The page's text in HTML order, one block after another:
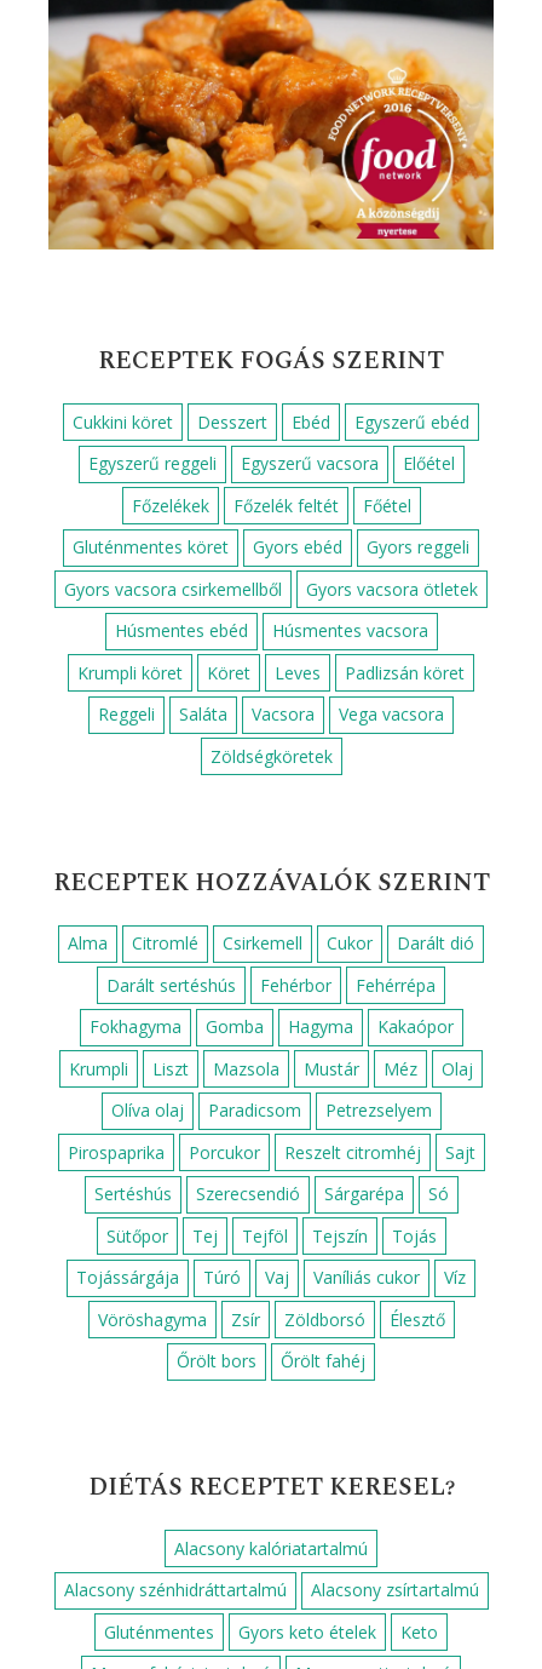
RECEPTEK FOGÁS SZERINT
Cukkini köret Desszert Ebéd
Egyszerű ebéd
Egyszerű reggeli
Egyszerű vacsora
Előétel
Főzelékek
Főzelék feltét
Főétel
Gluténmentes köret
Gyors ebéd
Gyors reggeli
Gyors vacsora csirkemellből
Gyors vacsora ötletek
Húsmentes ebéd
Húsmentes vacsora
Krumpli köret
Köret Leves
Padlizsán köret
Reggeli
Saláta Vacsora
Vega vacsora
Zöldségköretek
RECEPTEK HOZZÁVALÓK SZERINT
Alma Citromlé Csirkemell Cukor
Darált dió
Darált sertéshús
Fehérbor
Fehérrépa
Fokhagyma
Gomba Hagyma
Kakaópor
Krumpli
Liszt Mazsola Mustár Méz
Olaj
Olíva olaj
Paradicsom
Petrezselyem
Pirospaprika
Porcukor Reszelt citromhéj
Sajt
Sertéshús
Szerecsendió Sárgarépa
Só
Sütőpor
Tej Tejföl Tejszín
Tojás
Tojássárgája
Túró Vaj Vaníliás cukor
Víz
Vöröshagyma
Zsír Zöldborsó
Élesztő
Őrölt bors
Őrölt fahéj
DIÉTÁS RECEPTET KERESEL?
Alacsony kalóriatartalmú
Alacsony szénhidráttartalmú
Alacsony zsírtartalmú
Gluténmentes
Gyors keto ételek
Keto